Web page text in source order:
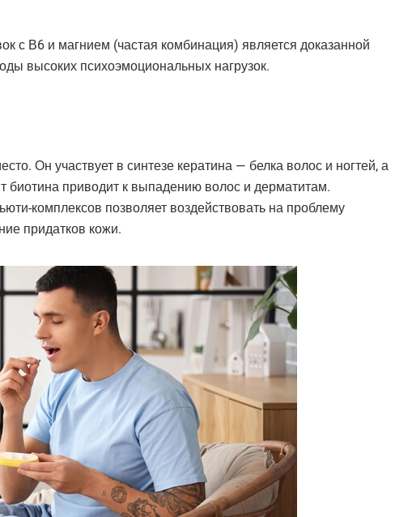
с В6 и магнием (частая комбинация) является доказанной
высоких психоэмоциональных нагрузок.
Он участвует в синтезе кератина — белка волос и ногтей, а
биотина приводит к выпадению волос и дерматитам.
комплексов позволяет воздействовать на проблему
придатков кожи.